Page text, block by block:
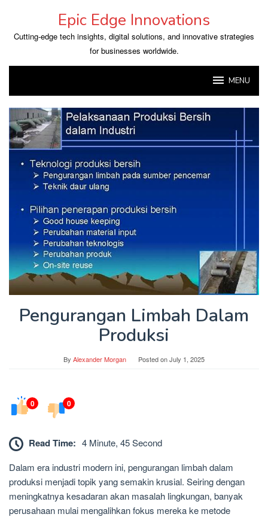
content
Epic Edge Innovations
Cutting-edge tech insights, digital solutions, and innovative strategies
for businesses worldwide.
MENU
Pengurangan Limbah Dalam
Produksi
By Alexander Morgan Posted onJuly 1, 2025
0 0
Read Time: 4 Minute, 45 Second
Dalam era industri modern ini, pengurangan limbah dalam
produksi menjadi topik yang semakin krusial. Seiring dengan
meningkatnya kesadaran akan masalah lingkungan, banyak
perusahaan mulai mengalihkan fokus mereka ke metode